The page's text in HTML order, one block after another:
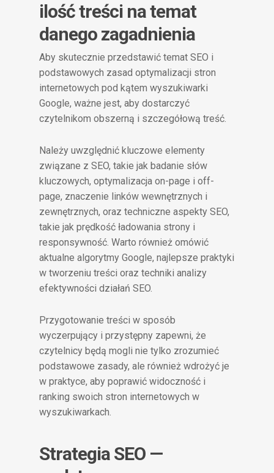
ilość treści na temat
danego zagadnienia
Aby skutecznie przedstawić temat SEO i
podstawowych zasad optymalizacji stron
internetowych pod kątem wyszukiwarki
Google, ważne jest, aby dostarczyć
czytelnikom obszerną i szczegółową treść.
Należy uwzględnić kluczowe elementy
związane z SEO, takie jak badanie słów
kluczowych, optymalizacja on-page i off-
page, znaczenie linków wewnętrznych i
zewnętrznych, oraz techniczne aspekty SEO,
takie jak prędkość ładowania strony i
responsywność. Warto również omówić
aktualne algorytmy Google, najlepsze praktyki
w tworzeniu treści oraz techniki analizy
efektywności działań SEO.
Przygotowanie treści w sposób
wyczerpujący i przystępny zapewni, że
czytelnicy będą mogli nie tylko zrozumieć
podstawowe zasady, ale również wdrożyć je
w praktyce, aby poprawić widoczność i
ranking swoich stron internetowych w
wyszukiwarkach.
Strategia SEO —